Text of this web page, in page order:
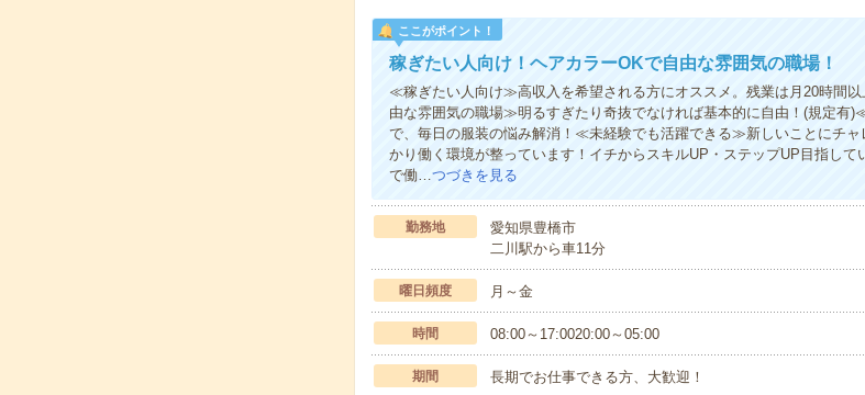
ここがポイント！
稼ぎたい人向け！ヘアカラーOKで自由な雰囲気の職場！
≪稼ぎたい人向け≫高収入を希望される方にオススメ。残業は月20時間
由な雰囲気の職場≫明るすぎたり奇抜でなければ基本的に自由！(規定
で、毎日の服装の悩み解消！≪未経験でも活躍できる≫新しいことにチャ
かり働く環境が整っています！イチからスキルUP・ステップUP目指し
で働…つづきを見る
勤務地
愛知県豊橋市
二川駅から車11分
曜日頻度 月～金
時間 08:00～17:0020:00～05:00
期間 長期でお仕事できる方、大歓迎！